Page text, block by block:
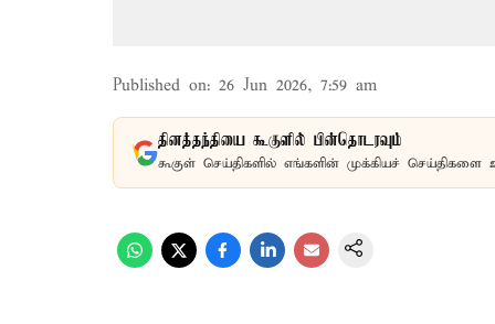
Published on: 26 Jun 2026, 7:59 am
தினத்தந்தியை கூகுளில் பின்தொடரவும்
கூகுள் செய்திகளில் எங்களின் முக்கியச் செய்திகளை